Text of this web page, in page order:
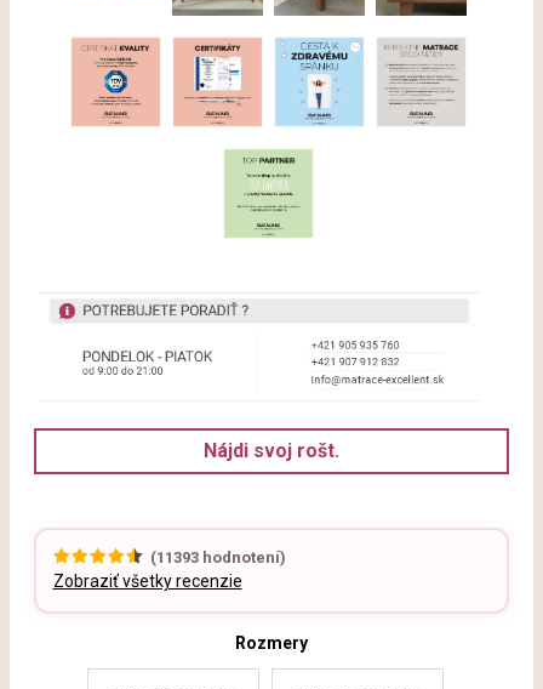
Nájdi svoj rošt.
(11393hodnotení)
Zobraziť všetky recenzie
Rozmery